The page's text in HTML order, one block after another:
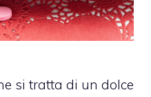
si tratta di un dolce